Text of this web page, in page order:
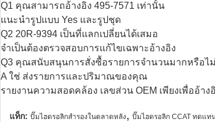
Q1 คุณสามารถอ้างอิง 495-7571 เท่านั้น
แนะนํารูปแบบ Yes และรูปชุด
Q2 20R-9394 เป็นที่แลกเปลี่ยนได้เสมอ
จําเป็นต้องตรวจสอบการแก้ไขเฉพาะอ้างอิง
Q3 คุณสนับสนุนการสั่งซื้อรายการจํานวนมากหรือไม่
A ใช่ ส่งรายการและปริมาณของคุณ
รายงานความสอดคล้อง เลขส่วน OEM เพียงเพื่ออ้
แท็ก: ปั๊มไฮดรอลิกสํารองในตลาดหลัง , ปั๊มไฮดรอลิก CCAT ทดแท